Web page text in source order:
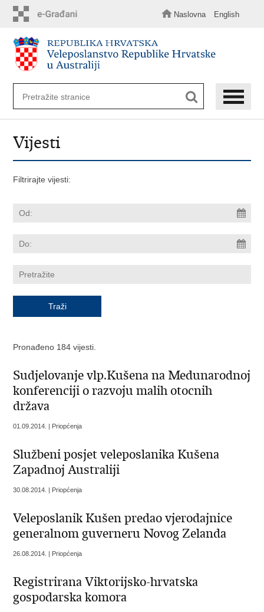
sadržaj
Naslovna English
Vijesti
Filtrirajte vijesti:
Pronađeno 184 vijesti.
Sudjelovanje vlp.Kušena na Medunarodnoj
konferenciji o razvoju malih otocnih
država
01.09.2014. | Priopćenja
Službeni posjet veleposlanika Kušena
Zapadnoj Australiji
30.08.2014. | Priopćenja
Veleposlanik Kušen predao vjerodajnice
generalnom guverneru Novog Zelanda
26.08.2014. | Priopćenja
Registrirana Viktorijsko-hrvatska
gospodarska komora